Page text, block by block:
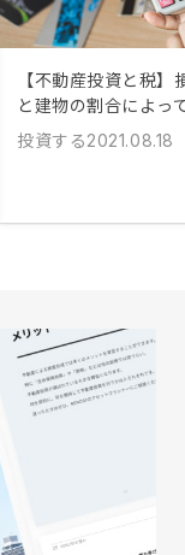
【不動産投資と税
と建物の割合によっ
投資する2021.08.18